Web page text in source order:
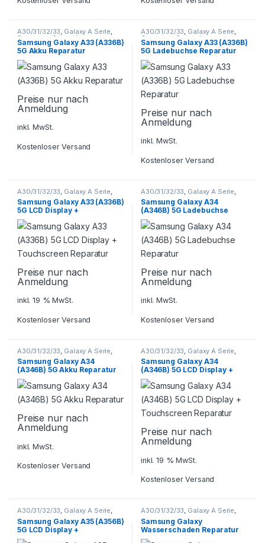
A30/31/32/33, Galaxy A Serie,
Samsung Smartphone
Reparatur
Samsung Galaxy A33 (A336B)
5G Akku Reparatur
Preise nur nach
Anmeldung
inkl. MwSt.
Kostenloser Versand
A30/31/32/33, Galaxy A Serie,
Samsung Smartphone
Reparatur
Samsung Galaxy A33 (A336B)
5G Ladebuchse Reparatur
Preise nur nach
Anmeldung
inkl. MwSt.
Kostenloser Versand
A30/31/32/33 Galaxy A Serie
Samsung Smartphone
Reparatur
Samsung Galaxy A33 (A336B)
5G LCD Display +
Touchscreen Reparatur
Preise nur nach
Anmeldung
inkl. 19 % MwSt.
Kostenloser Versand
A30/31/32/33 Galaxy A Serie
Samsung Smartphone
Reparatur
Samsung Galaxy A34
(A346B) 5G Ladebuchse
Reparatur
Preise nur nach
Anmeldung
inkl. MwSt.
Kostenloser Versand
A30/31/32/33 Galaxy A Serie
Samsung Smartphone
Reparatur
Samsung Galaxy A34
(A346B) 5G Akku Reparatur
Preise nur nach
Anmeldung
inkl. MwSt.
Kostenloser Versand
A30/31/32/33 Galaxy A Serie
Samsung Smartphone
Reparatur
Samsung Galaxy A34
(A346B) 5G LCD Display +
Touchscreen Reparatur
Preise nur nach
Anmeldung
inkl. 19 % MwSt.
Kostenloser Versand
A30/31/32/33 Galaxy A Serie
Smartphone
Reparatur
Samsung Galaxy A35 (A356B)
5G LCD Display +
Touchscreen Reparatur
A30/31/32/33 Galaxy A Serie
Smartphone
Reparatur
Samsung Galaxy
Wasserschaden Reparatur